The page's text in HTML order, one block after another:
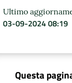
Ultimo
03-09-2024 08:19
Questa